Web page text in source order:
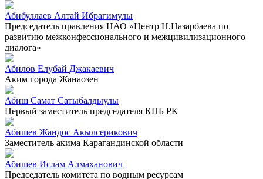
Абибуллаев Алтай Ибрагимулы
Председатель правления НАО «Центр Н.Назарбаева по
развитию межконфессионального и межцивилизационного
диалога»
Абилов Елубай Джакаевич
Аким города Жанаозен
Абиш Самат Сатыбалдыулы
Первый заместитель председателя КНБ РК
Абишев Жандос Акылсерикович
Заместитель акима Карагандинской области
Абишев Ислам Алмаханович
Председатель комитета по водным ресурсам